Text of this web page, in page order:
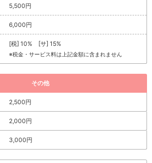
5,500円
6,000円
[税] 10% [サ] 15%
※税金・サービス料は上記金額に含まれません
その他
2,500円
2,000円
3,000円